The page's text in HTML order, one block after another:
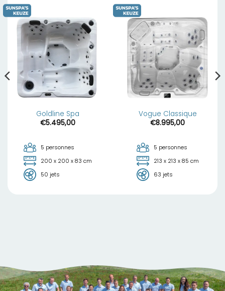
Goldline Spa
€5.495,00
5 personnes
200 x 200 x 83 cm
50 jets
Vogue Classique
€8.995,00
5 personnes
213 x 213 x 85 cm
63 jets